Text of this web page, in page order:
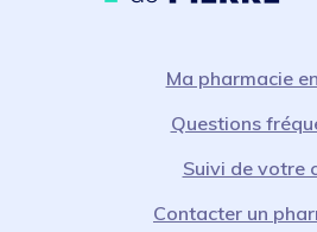
Ma pharmacie
Questions
Suivi de votre
Contacter un